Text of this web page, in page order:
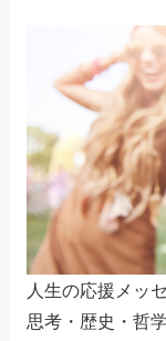
人生の応援メッ
思考・歴史・哲